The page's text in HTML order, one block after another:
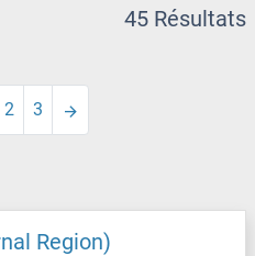
45 Résultats
2 3
Region)